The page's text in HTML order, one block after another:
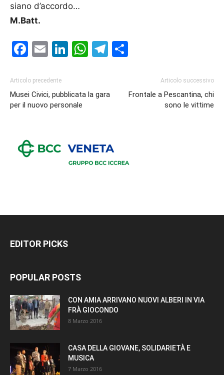
siano d’accordo…
M.Batt.
Facebook
EmailLinkedIn
WhatsApp
Telegram
Articolo precedente
Musei Civici, pubblicata la gara
per il nuovo personale
Articolo successivo
Frontale a Pescantina, chi
sono le vittime
EDITOR PICKS
POPULAR POSTS
CON AMIA ARRIVANO NUOVI ALBERI IN VIA
FRÀ GIOCONDO
8 Marzo 2016
CASA DELLA GIOVANE, SOLIDARIETÀ E
MUSICA
7 Marzo 2016